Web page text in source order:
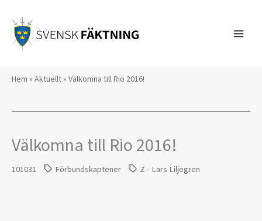
innehåll
Hem » Aktuellt» Välkomna till Rio 2016!
Välkomna till Rio 2016!
101031 Förbundskaptener Z - Lars Liljegren